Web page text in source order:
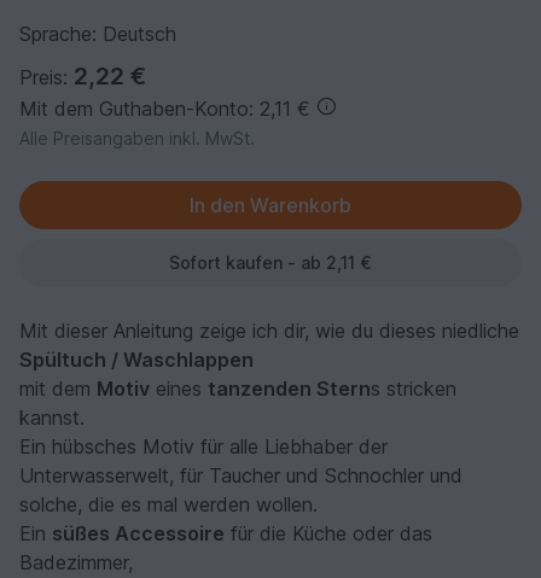
Sprache: Deutsch
Preis: 2,22 €
Mit dem Guthaben-Konto: 2,11 €
Alle Preisangaben inkl. MwSt.
Sofort kaufen - ab 2,11 €
Mit dieser Anleitung zeige ich dir, wie du dieses niedliche
Spültuch / Waschlappen
mit dem Motiv eines tanzenden Sterns stricken
kannst.
Ein hübsches Motiv für alle Liebhaber der
Unterwasserwelt, für Taucher und Schnochler und
solche, die es mal werden wollen.
Ein süßes Accessoire für die Küche oder das
Badezimmer,